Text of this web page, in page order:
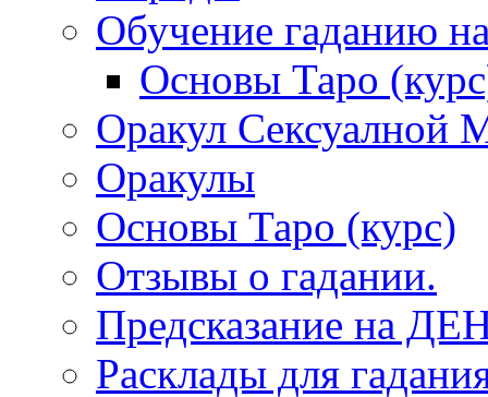
Обучение гаданию
Основы Таро
Оракул Сексуалной
Оракулы
Основы Таро (курс)
Отзывы о гадании.
Предсказание на
Расклады для